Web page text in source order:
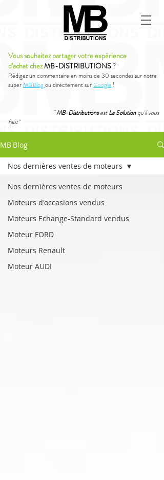
Vous souhaitez partager votre expérience
d'achat chezMB-DISTRIBUTIONS ?
Rédigez un commentaire en moins de 30 secondes sur notre
superMB'Blog ou directement surGoogle !
"MB-DistributionsestLa Solutionqu'il vous
faut"
MB'Blog
Nos dernières ventes de moteurs
Moteurs d'occasions vendus
Moteurs Echange-Standard vendus
Moteur FORD
Moteurs Renault
Moteur AUDI
Nos dernières ventes de moteurs